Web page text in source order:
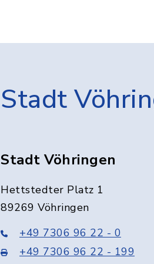
Stadt
Stadt Vöhringen
Hettstedter Platz 1
89269 Vöhringen
+49 7306 96 22 - 0
+49 7306 96 22 - 199